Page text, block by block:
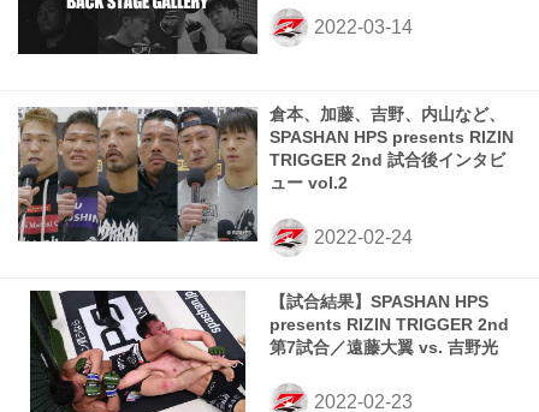
倉本、加藤、吉野、内山など、
SPASHAN HPS presents RIZIN
TRIGGER 2nd 試合後インタビ
ュー vol.2
【試合結果】SPASHAN HPS
presents RIZIN TRIGGER 2nd
第7試合／遠藤大翼 vs. 吉野光